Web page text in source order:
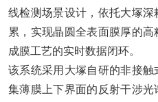
线检测场景设计，依托大塚
累，实现晶圆全表面膜厚的
成膜工艺的实时数据闭环。
该系统采用大塚自研的非接
集薄膜上下界面的反射干涉